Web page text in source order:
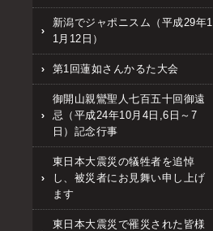
新潟でジャポニスム（平成29年1
1月12日）
第1回蓮如さんかるた大会
御開山親鸞聖人七百五十回御遠
忌（平成24年10月4日,6日～7
日）記念行事
東日本大震災の犠牲者を追悼
し、被災者にお見舞い申し上げ
ます
東日本大震災で罹災された皆様